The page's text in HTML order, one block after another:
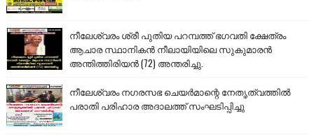
നീലേശ്വരം ശ്രീ പുതിയ പറമ്പത്ത് ഭഗവതി ക്ഷേത്രം
ആചാര സ്ഥാനികൻ നീലായിയിലെ സുകുമാരൻ
അന്തിത്തിരിയൻ (72) അന്തരിച്ചു.
നീലേശ്വരം നഗരസഭ ചെയർമാന്റെ നേതൃത്വത്തിൽ
പരാതി പരിഹാര അദാലത്ത് സംഘടിപ്പിച്ചു